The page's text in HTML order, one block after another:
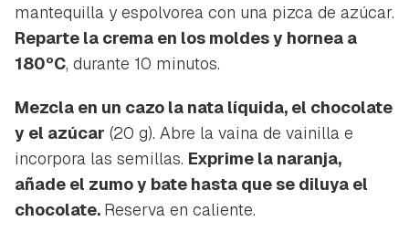
Guardar como favorito
Para poder guardar como favorito, primero has de
mantequilla y espolvorea con una pizca de azúcar.
Reparte la crema en los moldes y hornea a
180ºC, durante 10 minutos.
Mezcla en un cazo la nata líquida, el chocolate
y el azúcar (20 g). Abre la vaina de vainilla e
incorpora las semillas. Exprime la naranja,
añade el zumo y bate hasta que se diluya el
chocolate. Reserva en caliente.
Contenido enviado
Gracias por suscribirte a nuestro boletín.